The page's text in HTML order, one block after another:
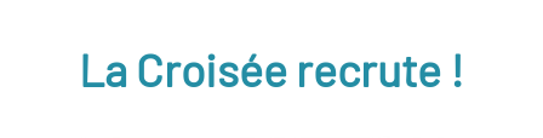
La Croisée recrute !